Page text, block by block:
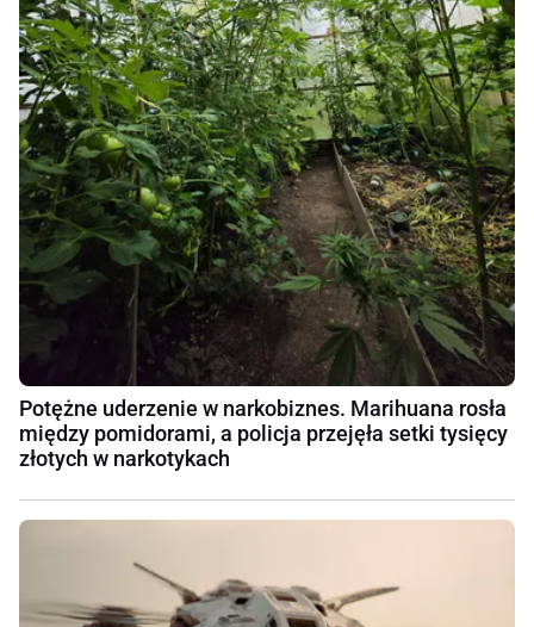
Potężne uderzenie w narkobiznes. Marihuana rosła
między pomidorami, a policja przejęła setki tysięcy
złotych w narkotykach